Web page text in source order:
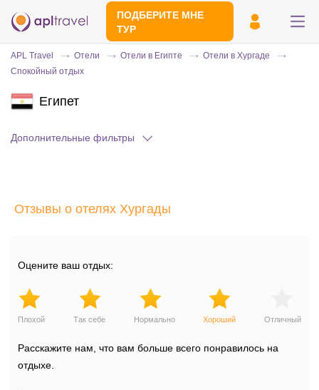
ПОДБЕРИТЕ МНЕ
ТУР
Эксперт свяжется с вами и сделает
APL Travel Отели Отели в Египте
Отели в Хургаде
Спокойный отдых
Египет
Дополнительные фильтры
Отзывы о отелях Хургады
Оцените ваш отдых:
Плохой Так себе Нормально Хороший Отличный
Расскажите нам, что вам больше всего понравилось на
отдыхе.